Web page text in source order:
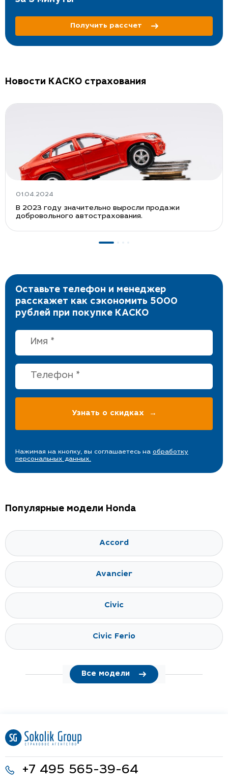
Получить рассчет
Новости КАСКО страхования
01.04.2024
В 2023 году значительно выросли продажи
добровольного автострахования.
Оставьте телефон и менеджер
расскажет как сэкономить 5000
рублей при покупке КАСКО
Нажимая на кнопку, вы соглашаетесь на обработку
персональных данных.
Популярные модели Honda
Accord
Avancier
Civic
Civic Ferio
Все модели
+7 495 565-39-64